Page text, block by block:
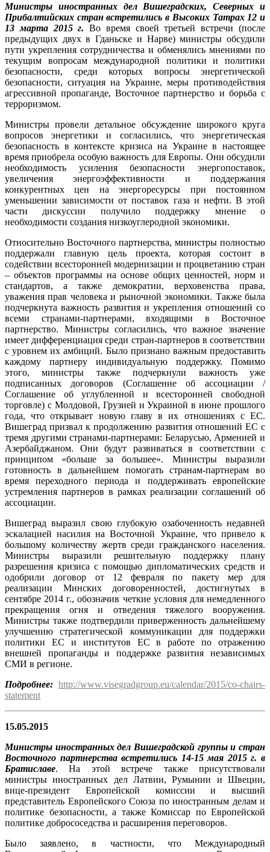
Министры иностранных дел Вишеградских, Северных и
Прибалтийских стран встретились в Высоких Татрах 12 и
13 марта 2015 г. Во время своей третьей встречи (после
предыдущих двух в Гданьске и Нарве) министры обсудили
пути укрепления сотрудничества и обменялись мнениями по
текущим вопросам международной политики и политики
безопасности, среди которых вопросы энергетической
безопасности, ситуация на Украине, меры противодействия
агрессивной пропаганде, Восточное партнерство и борьба с
терроризмом.
Министры провели детальное обсуждение широкого круга
вопросов энергетики и согласились, что энергетическая
безопасность в контексте кризиса на Украине в настоящее
время приобрела особую важность для Европы. Они обсудили
необходимость усиления безопасности энергопоставок,
увеличения энергоэффективности и поддержания
конкурентных цен на энергоресурсы при постоянном
уменьшении зависимости от поставок газа и нефти. В этой
части дискуссии получило поддержку мнение о
необходимости создания низкоуглеродной экономики.
Относительно Восточного партнерства, министры полностью
поддержали главную цель проекта, которая состоит в
содействии всесторонней модернизации и процветанию стран
– объектов программы на основе общих ценностей, норм и
стандартов, а также демократии, верховенства права,
уважения прав человека и рыночной экономики. Также была
подчеркнута важность развития и укрепления отношений со
всеми странами-партнерами, входящими в Восточное
партнерство. Министры согласились, что важное значение
имеет дифференциация среди стран-партнеров в соответствии
с уровнем их амбиций. Было признано важным предоставить
каждому партнеру индивидуальную поддержку. Помимо
этого, министры также подчеркнули важность уже
подписанных договоров (Соглашение об ассоциации /
Соглашение об углубленной и всесторонней свободной
торговле) с Молдовой, Грузией и Украиной в июне прошлого
года, что открывает новую главу в их отношениях с ЕС.
Вишеград призвал к продолжению развития отношений ЕС с
тремя другими странами-партнерами: Беларусью, Арменией и
Азербайджаном. Они будут развиваться в соответствии с
принципом «больше за большее». Министры выразили
готовность в дальнейшем помогать странам-партнерам во
время переходного периода и поддерживать европейские
устремления партнеров в рамках реализации соглашений об
ассоциации.
Вишеград выразил свою глубокую озабоченность недавней
эскалацией насилия на Восточной Украине, что привело к
большому количеству жертв среди гражданского населения.
Министры выразили решительную поддержку плану
разрешения кризиса с помощью дипломатических средств и
одобрили договор от 12 февраля по пакету мер для
реализации Минских договоренностей, достигнутых в
сентябре 2014 г., обозначив четкие условия для немедленного
прекращения огня и отведения тяжелого вооружения.
Министры также подтвердили приверженность дальнейшему
улучшению стратегической коммуникации для поддержки
политики ЕС и институтов ЕС в работе по отражению
внешней пропаганды и поддержке развития независимых
СМИ в регионе.
Подробнее: http://www.visegradgroup.eu/calendar/2015/co-chairs-
statement
15.05.2015
Министры иностранных дел Вишеградской группы и стран
Восточного партнерства встретились 14-15 мая 2015 г. в
Братиславе. На этой встрече также присутствовали
министры иностранных дел Латвии, Румынии и Швеции,
вице-президент Европейской комиссии и высший
представитель Европейского Союза по иностранным делам и
политике безопасности, а также Комиссар по Европейской
политике добрососедства и расширения переговоров.
Было заявлено, в частности, что Международный